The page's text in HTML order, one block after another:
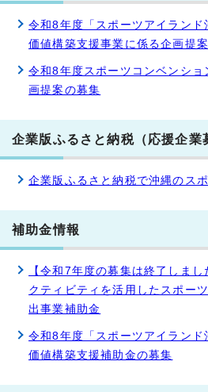
令和8年度「スポーツアイランド
価値構築支援事業に係る企画提
令和8年度スポーツコンベンシ
画提案の募集
企業版ふるさと納税（応援企業
企業版ふるさと納税で沖縄のス
補助金情報
【令和7年度の募集は終了しま
クティビティを活用したスポー
出事業補助金
令和8年度「スポーツアイランド
価値構築支援補助金の募集